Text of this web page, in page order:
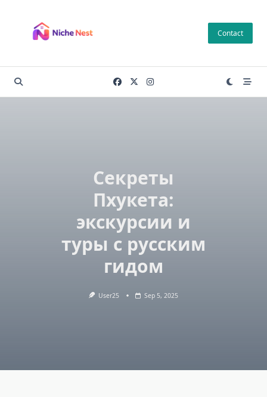
content
Contact
Секреты
Пхукета:
экскурсии и
туры с русским
гидом
User25 Sep 5, 2025